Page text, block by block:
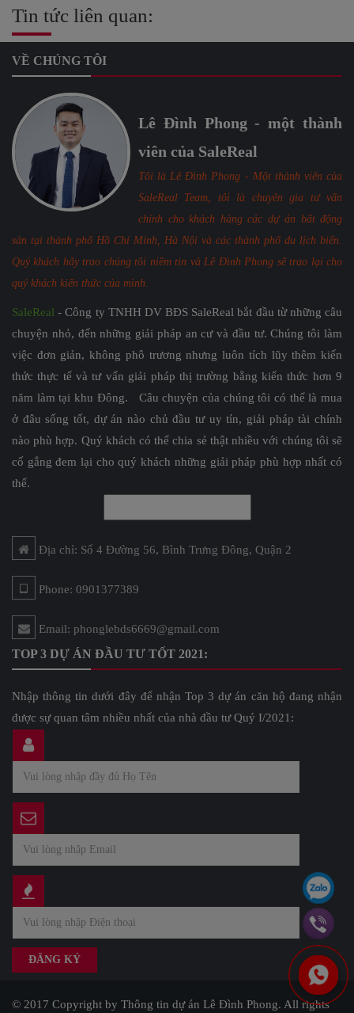
Tin tức liên quan:
VỀ CHÚNG TÔI
Lê Đình Phong - một thành
viên của SaleReal
Tôi là Lê Đình Phong - Một thành viên của
SaleReal Team, tôi là chuyên gia tư vấn
chính cho khách hàng các dự án bất động
sản tại thành phố Hồ Chí Minh, Hà Nội và các thành phố du lịch biển.
Quý khách hãy trao chúng tôi niềm tin và Lê Đình Phong sẽ trao lại cho
quý khách kiến thức của mình.
SaleReal - Công ty TNHH DV BĐS SaleReal bắt đầu từ những câu
chuyện nhỏ, đến những giải pháp an cư và đầu tư. Chúng tôi làm
việc đơn giản, không phô trương nhưng luôn tích lũy thêm kiến
thức thực tế và tư vấn giải pháp thị trường bằng kiến thức hơn 9
năm làm tại khu Đông. Câu chuyện của chúng tôi có thể là mua
ở đâu sống tốt, dự án nào chủ đầu tư uy tín, giải pháp tài chính
nào phù hợp. Quý khách có thể chia sẻ thật nhiều với chúng tôi sẽ
cố gắng đem lại cho quý khách những giải pháp phù hợp nhất có
thể.
Địa chỉ: Số 4 Đường 56, Bình Trưng Đông, Quận 2
Phone: 0901377389
Email: phonglebds6669@gmail.com
TOP 3 DỰ ÁN ĐẦU TƯ TỐT 2021:
Nhập thông tin dưới đây để nhận Top 3 dự án căn hộ đang nhận
được sự quan tâm nhiều nhất của nhà đầu tư Quý I/2021:
© 2017 Copyright by Thông tin dự án Lê Đình Phong. All rights